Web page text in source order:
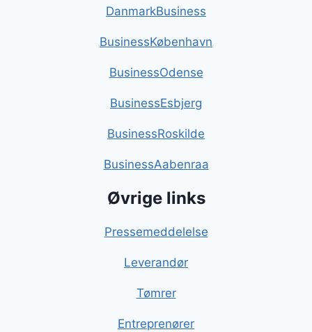
DanmarkBusiness
BusinessKøbenhavn
BusinessOdense
BusinessEsbjerg
BusinessRoskilde
BusinessAabenraa
Øvrige links
Pressemeddelelse
Leverandør
Tømrer
Entreprenører